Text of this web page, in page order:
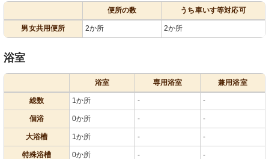
便所の数 うち車いす等対応可
男女共用便所 2か所 2か所
浴室
浴室 専用浴室 兼用浴室
総数 1か所 - -
個浴 0か所 - -
大浴槽 1か所 - -
特殊浴槽 0か所 - -